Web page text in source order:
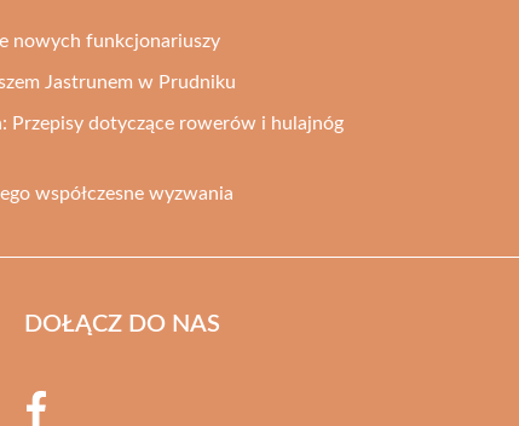
nowych funkcjonariuszy
Jastrunem w Prudniku
Przepisy dotyczące rowerów i hulajnóg
współczesne wyzwania
DOŁĄCZ DO NAS